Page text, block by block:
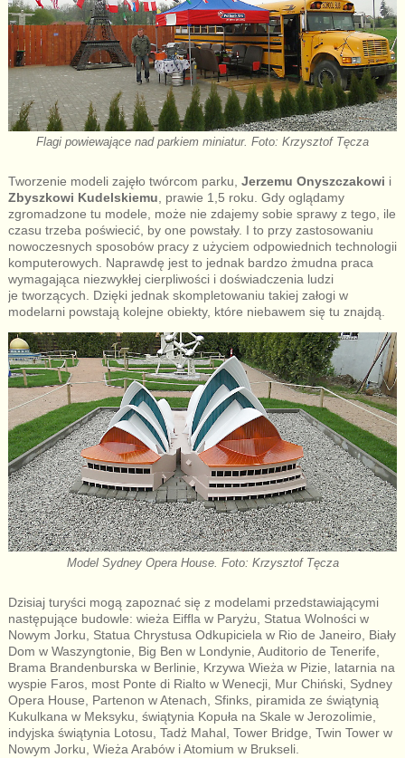
Flagi powiewające nad parkiem miniatur. Foto: Krzysztof Tęcza
Tworzenie modeli zajęło twórcom parku, Jerzemu Onyszczakowi i
Zbyszkowi Kudelskiemu, prawie 1,5 roku. Gdy oglądamy
zgromadzone tu modele, może nie zdajemy sobie sprawy z tego, ile
czasu trzeba poświecić, by one powstały. I to przy zastosowaniu
nowoczesnych sposobów pracy z użyciem odpowiednich technologii
komputerowych. Naprawdę jest to jednak bardzo żmudna praca
wymagająca niezwykłej cierpliwości i doświadczenia ludzi
je tworzących. Dzięki jednak skompletowaniu takiej załogi w
modelarni powstają kolejne obiekty, które niebawem się tu znajdą.
Model Sydney Opera House. Foto: Krzysztof Tęcza
Dzisiaj turyści mogą zapoznać się z modelami przedstawiającymi
następujące budowle: wieża Eiffla w Paryżu, Statua Wolności w
Nowym Jorku, Statua Chrystusa Odkupiciela w Rio de Janeiro, Biały
Dom w Waszyngtonie, Big Ben w Londynie, Auditorio de Tenerife,
Brama Brandenburska w Berlinie, Krzywa Wieża w Pizie, latarnia na
wyspie Faros, most Ponte di Rialto w Wenecji, Mur Chiński, Sydney
Opera House, Partenon w Atenach, Sfinks, piramida ze świątynią
Kukulkana w Meksyku, świątynia Kopuła na Skale w Jerozolimie,
indyjska świątynia Lotosu, Tadż Mahal, Tower Bridge, Twin Tower w
Nowym Jorku, Wieża Arabów i Atomium w Brukseli.